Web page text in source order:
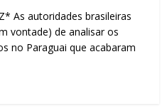
As autoridades brasileiras
vontade) de analisar os
no Paraguai que acabaram